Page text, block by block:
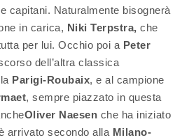
capitani. Naturalmente bisognerà
in carica, Niki Terpstra, che
per lui. Occhio poi a Peter
dell’altra classica
Parigi-Roubaix, e al campione
, sempre piazzato in questa
Oliver Naesen che ha iniziato
arrivato secondo alla Milano-